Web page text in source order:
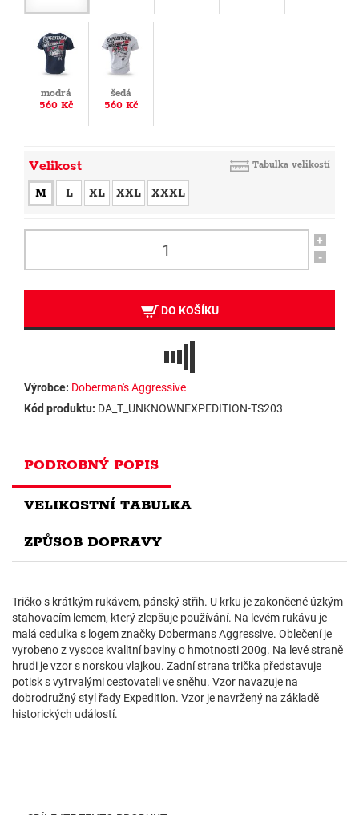
modrá
560 Kč
šedá
560 Kč
Velikost Tabulka velikostí
M L XL XXL XXXL
+
-
DO KOŠÍKU
Výrobce: Doberman's Aggressive
Kód produktu: DA_T_UNKNOWNEXPEDITION-TS203
PODROBNÝ POPIS
VELIKOSTNÍ TABULKA
ZPŮSOB DOPRAVY
Tričko s krátkým rukávem, pánský střih. U krku je zakončené úzkým
stahovacím lemem, který zlepšuje používání. Na levém rukávu je
malá cedulka s logem značky Dobermans Aggressive. Oblečení je
vyrobeno z vysoce kvalitní bavlny o hmotnosti 200g. Na levé straně
hrudi je vzor s norskou vlajkou. Zadní strana trička představuje
potisk s vytrvalými cestovateli ve sněhu. Vzor navazuje na
dobrodružný styl řady Expedition. Vzor je navržený na základě
historických událostí.